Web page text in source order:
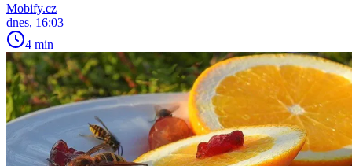
Mobify.cz
dnes, 16:03
4 min